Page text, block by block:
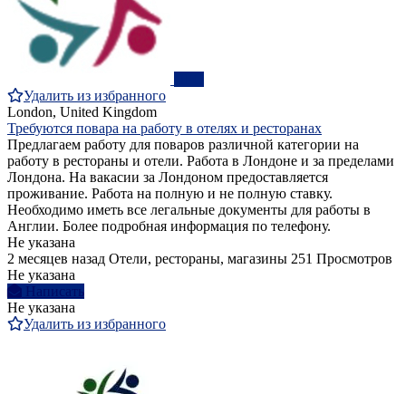
Удалить из избранного
London, United Kingdom
Требуются повара на работу в отелях и ресторанах
Предлагаем работу для поваров различной категории на
работу в рестораны и отели. Работа в Лондоне и за пределами
Лондона. На вакасии за Лондоном предоставляется
проживание. Работа на полную и не полную ставку.
Необходимо иметь все легальные документы для работы в
Англии. Более подробная информация по телефону.
Не указана
2 месяцев назад Отели, рестораны, магазины 251 Просмотров
Не указана
Написать
Не указана
Удалить из избранного